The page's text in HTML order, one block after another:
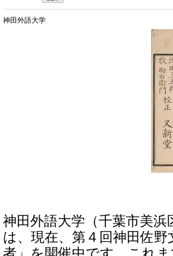
神田外語大学
神田外語大学（千葉市美
は、現在、第４回神田佐